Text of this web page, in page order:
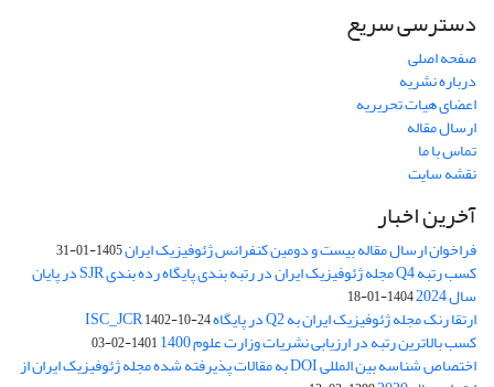
دسترسی سریع
صفحه اصلی
درباره نشریه
اعضای هیات تحریریه
ارسال مقاله
تماس با ما
نقشه سایت
آخرین اخبار
فراخوان ارسال مقاله بیست و دومین کنفرانس ژئوفیزیک ایران1405-01-31
کسب رتبه Q4 مجله ژئوفیزیک ایران در رتبه بندی پایگاه رده بندی SJR در پایان
سال 2024 1404-01-18
ارتقا رنک مجله ژئوفیزیک ایران به Q2 در پایگاه ISC_JCR 1402-10-24
کسب بالاترین رتبه در ارزیابی نشریات وزارت علوم 1400 1401-02-03
اختصاص شناسه بین المللی DOI به مقالات پذیرفته شده مجله ژئوفیزیک ایران از